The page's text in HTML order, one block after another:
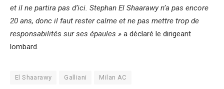
et il ne partira pas d’ici. Stephan El Shaarawy n’a pas encore
20 ans, donc il faut rester calme et ne pas mettre trop de
responsabilités sur ses épaules » a déclaré le dirigeant
lombard.
El Shaarawy Galliani Milan AC